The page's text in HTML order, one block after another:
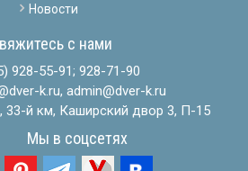
Новости
с нами
928-55-91; 928-71-90
k.ru, admin@dver-k.ru
й км, Каширский двор 3, П-15
Мы в соцсетях